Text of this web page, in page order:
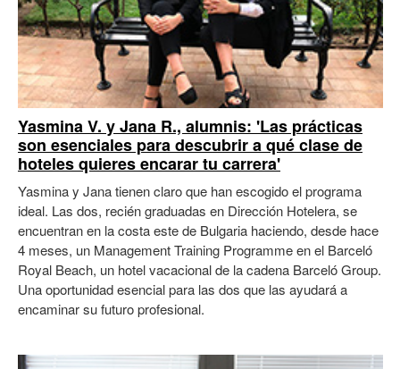
Yasmina V. y Jana R., alumnis: 'Las prácticas
son esenciales para descubrir a qué clase de
hoteles quieres encarar tu carrera'
Yasmina y Jana tienen claro que han escogido el programa
ideal. Las dos, recién graduadas en Dirección Hotelera, se
encuentran en la costa este de Bulgaria haciendo, desde hace
4 meses, un Management Training Programme en el Barceló
Royal Beach, un hotel vacacional de la cadena Barceló Group.
Una oportunidad esencial para las dos que las ayudará a
encaminar su futuro profesional.